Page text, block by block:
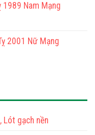
1989 Nam Mạng
2001 Nữ Mạng
Lót gạch nền